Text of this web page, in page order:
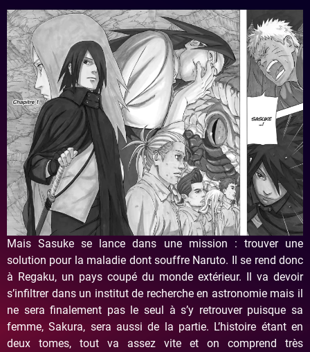
Mais Sasuke se lance dans une mission : trouver une
solution pour la maladie dont souffre Naruto. Il se rend donc
à Regaku, un pays coupé du monde extérieur. Il va devoir
s’infiltrer dans un institut de recherche en astronomie mais il
ne sera finalement pas le seul à s’y retrouver puisque sa
femme, Sakura, sera aussi de la partie. L’histoire étant en
deux tomes, tout va assez vite et on comprend très